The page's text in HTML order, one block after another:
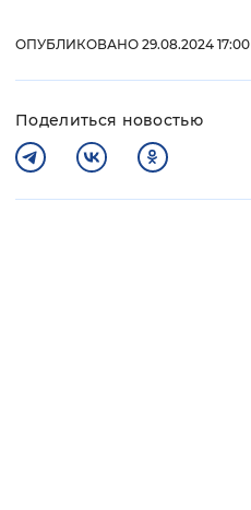
ОПУБЛИКОВАНО 29.08.2024 17:00
Поделиться новостью